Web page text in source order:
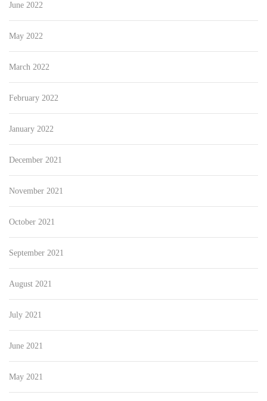
June 2022
May 2022
March 2022
February 2022
January 2022
December 2021
November 2021
October 2021
September 2021
August 2021
July 2021
June 2021
May 2021